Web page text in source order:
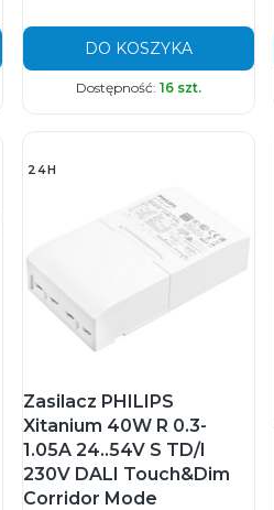
DO KOSZYKA
Dostępność: 16 szt.
24H
Zasilacz PHILIPS
Xitanium 40W R 0.3-
1.05A 24..54V S TD/I
230V DALI Touch&Dim
Corridor Mode